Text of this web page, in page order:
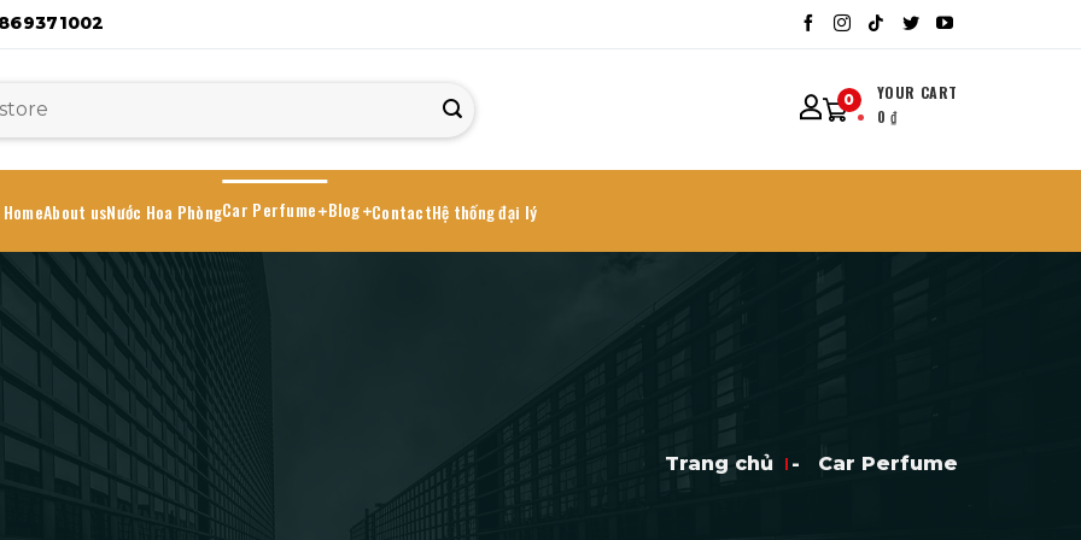
0
YOUR CART
0 ₫
HomeAbout usNước Hoa PhòngCar Perfume Blog ContactHệ thống đại lý
Trang chủ - Car Perfume